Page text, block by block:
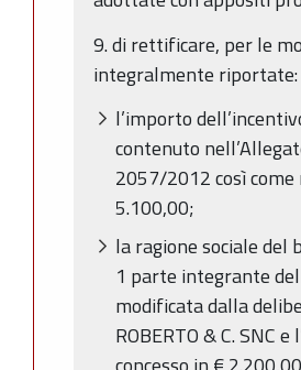
9. di rettificare, per le
integralmente riportate:
l’importo
contenuto
2057/2012 così
5.100,00;
la ragione sociale del
1 parte integrante
modificata dalla
ROBERTO & C. SNC